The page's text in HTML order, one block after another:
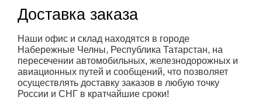
Доставка заказа
Наши офис и склад находятся в городе
Набережные Челны, Республика Татарстан, на
пересечении автомобильных, железнодорожных и
авиационных путей и сообщений, что позволяет
осуществлять доставку заказов в любую точку
России и СНГ в кратчайшие сроки!